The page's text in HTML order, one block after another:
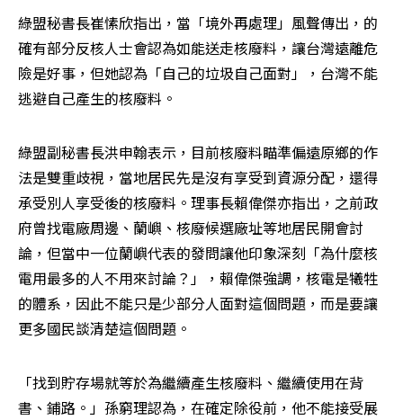
綠盟秘書長崔愫欣指出，當「境外再處理」風聲傳出，的
確有部分反核人士會認為如能送走核廢料，讓台灣遠離危
險是好事，但她認為「自己的垃圾自己面對」，台灣不能
逃避自己產生的核廢料。
綠盟副秘書長洪申翰表示，目前核廢料瞄準偏遠原鄉的作
法是雙重歧視，當地居民先是沒有享受到資源分配，還得
承受別人享受後的核廢料。理事長賴偉傑亦指出，之前政
府曾找電廠周邊、蘭嶼、核廢候選廠址等地居民開會討
論，但當中一位蘭嶼代表的發問讓他印象深刻「為什麼核
電用最多的人不用來討論？」，賴偉傑強調，核電是犧牲
的體系，因此不能只是少部分人面對這個問題，而是要讓
更多國民談清楚這個問題。
「找到貯存場就等於為繼續產生核廢料、繼續使用在背
書、鋪路。」孫窮理認為，在確定除役前，他不能接受展